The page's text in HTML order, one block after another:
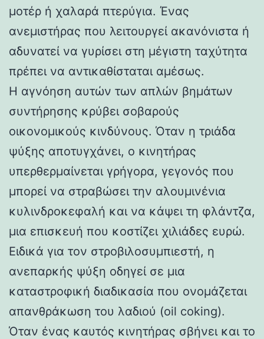
μοτέρ ή χαλαρά πτερύγια. Ένας
ανεμιστήρας που λειτουργεί ακανόνιστα ή
αδυνατεί να γυρίσει στη μέγιστη ταχύτητα
πρέπει να αντικαθίσταται αμέσως.
Η αγνόηση αυτών των απλών βημάτων
συντήρησης κρύβει σοβαρούς
οικονομικούς κινδύνους. Όταν η τριάδα
ψύξης αποτυγχάνει, ο κινητήρας
υπερθερμαίνεται γρήγορα, γεγονός που
μπορεί να στραβώσει την αλουμινένια
κυλινδροκεφαλή και να κάψει τη φλάντζα,
μια επισκευή που κοστίζει χιλιάδες ευρώ.
Ειδικά για τον στροβιλοσυμπιεστή, η
ανεπαρκής ψύξη οδηγεί σε μια
καταστροφική διαδικασία που ονομάζεται
απανθράκωση του λαδιού (oil coking).
Όταν ένας καυτός κινητήρας σβήνει και το